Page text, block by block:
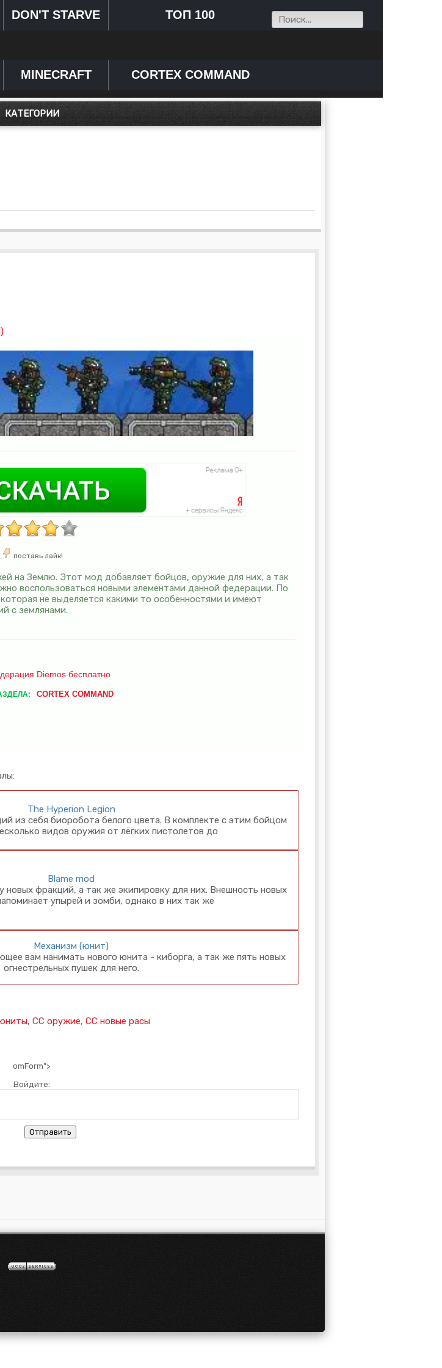
DON'T STARVE ТОП 100
MINECRAFT CORTEX COMMAND
КАТЕГОРИИ
поставь лайк!
на Землю. Этот мод добавляет бойцов, оружие для них, а так
воспользоваться новыми элементами данной федерации. По
не выделяется какими то особенностями и имеют
с землянами.
Diemos бесплатно
CORTEX COMMAND
The Hyperion Legion
из себя биоробота белого цвета. В комплекте с этим бойцом
видов оружия от лёгких пистолетов до
Blame mod
фракций, а так же экипировку для них. Внешность новых
упырей и зомби, однако в них так же
Механизм (юнит)
вам нанимать нового юнита - киборга, а так же пять новых
огнестрельных пушек для него.
, CC оружие, CC новые расы
omForm">
Войдите:
Отправить